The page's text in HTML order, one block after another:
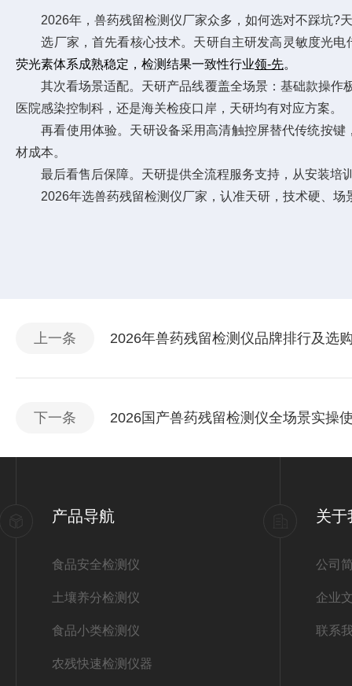
2026年，兽药残留检测仪厂家众多，如何选对不踩坑?
选厂家，首先看核心技术。天研自主研发高灵敏度光电
荧光素体系成熟稳定，检测结果一致性行业领-先。
其次看场景适配。天研产品线覆盖全场景：基础款操作
医院感染控制科，还是海关检疫口岸，天研均有对应方案。
再看使用体验。天研设备采用高清触控屏替代传统按键
材成本。
最后看售后保障。天研提供全流程服务支持，从安装培
2026年选兽药残留检测仪厂家，认准天研，技术硬、场
上一条 2026年兽药残留检测仪品牌排行及选
下一条 2026国产兽药残留检测仪全场景实操
产品导航
食品安全检测仪
土壤养分检测仪
食品小类检测仪
农残快速检测仪器
关于
公司
企业
联系